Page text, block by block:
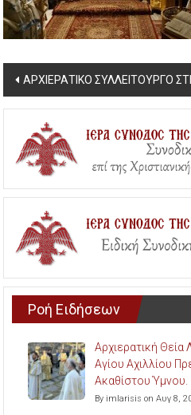
Post
navigation
ΑΡΧΙΕΡΑΤΙΚΟ ΣΥΛΛΕΙΤΟΥΡΓΟ
Ροή Ειδήσεων
Αρχιερατική Θεία
Αγίου Αχιλλίου
Ακαθίστου Ύμνου.
By imlarisis on Αυγ 8,